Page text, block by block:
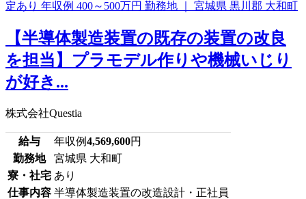
【半導体製造装置の既存の装置の改良
を担当】プラモデル作りや機械いじり
が好き...
株式会社Questia
給与 年収例4,569,600円
勤務地
宮城県 大和町
寮・社宅 あり
仕事内容 半導体製造装置の改造設計・正社員